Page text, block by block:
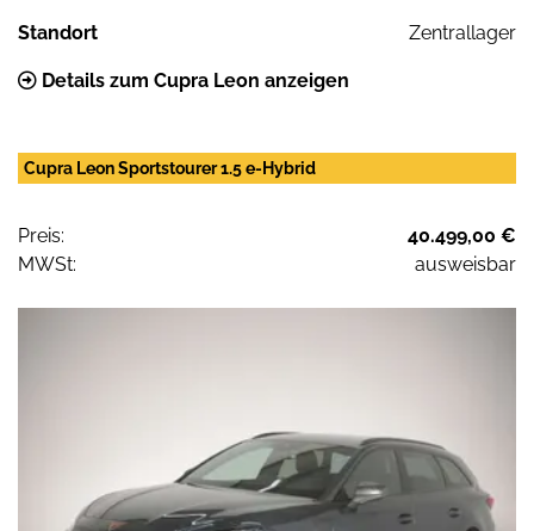
Standort Zentrallager
Details zum Cupra Leon anzeigen
Cupra Leon Sportstourer 1.5 e-Hybrid
Preis:
40.499,00 €
MWSt:
ausweisbar